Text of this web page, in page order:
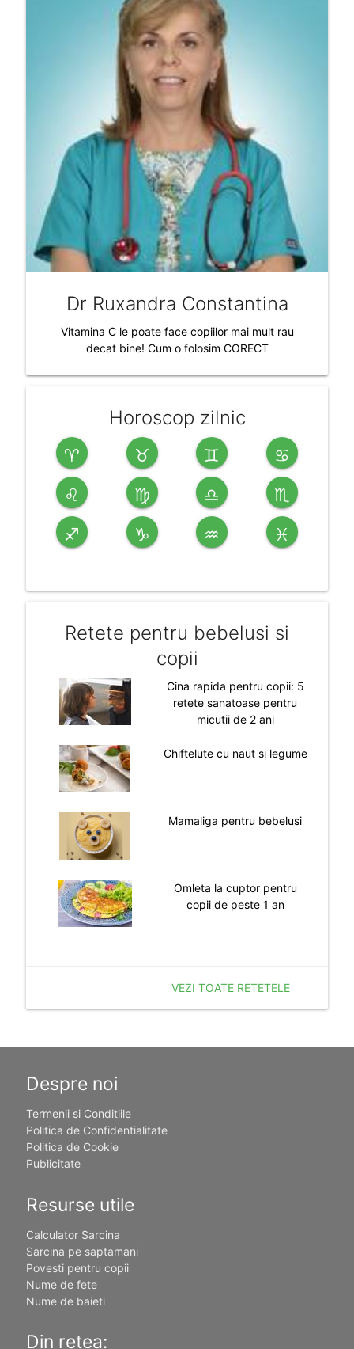
Dr Ruxandra Constantina
Vitamina C le poate face copiilor mai mult rau
decat bine! Cum o folosim CORECT
Horoscop zilnic
♈ ♉ ♊ ♋
♌ ♍ ♎ ♏
♐ ♑ ♒ ♓
Retete pentru bebelusi si
copii
Cina rapida pentru copii: 5
retete sanatoase pentru
micutii de 2 ani
Chiftelute cu naut si legume
Mamaliga pentru bebelusi
Omleta la cuptor pentru
copii de peste 1 an
VEZI TOATE RETETELE
Despre noi
Termenii si Conditiile
Politica de Confidentialitate
Politica de Cookie
Publicitate
Resurse utile
Calculator Sarcina
Sarcina pe saptamani
Povesti pentru copii
Nume de fete
Nume de baieti
Din retea: